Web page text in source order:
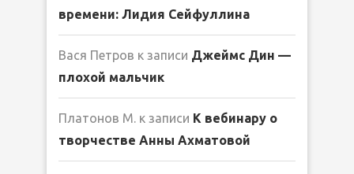
времени: Лидия Сейфуллина
Вася Петров к записи Джеймс Дин —
плохой мальчик
Платонов М. к записи К вебинару о
творчестве Анны Ахматовой